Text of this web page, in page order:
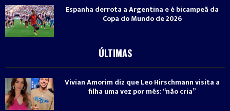
Espanha derrota a Argentina e é bicampeã da
Copa do Mundo de 2026
ÚLTIMAS
Vivian Amorim diz que Leo Hirschmann visita a
filha uma vez por mês: “não cria”